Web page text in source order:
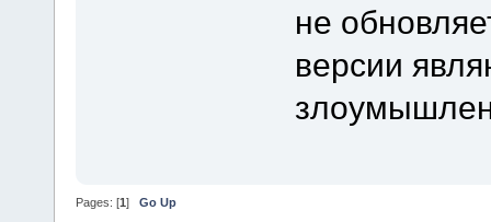
не
версии
Pages: [1] Go Up